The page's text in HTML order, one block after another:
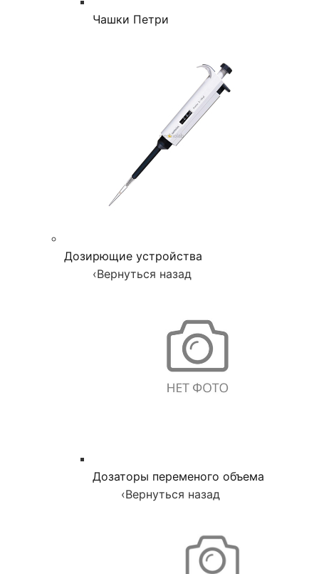
Чашки Петри
Дозирющие устройства
‹Вернуться назад
Дозаторы переменого объема
‹Вернуться назад